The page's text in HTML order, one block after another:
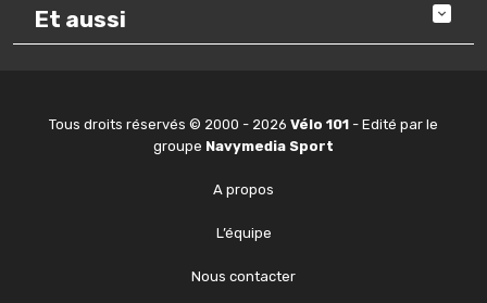
Et aussi
Tous droits réservés © 2000 - 2026 Vélo 101 - Edité par le
groupe Navymedia Sport
A propos
L’équipe
Nous contacter